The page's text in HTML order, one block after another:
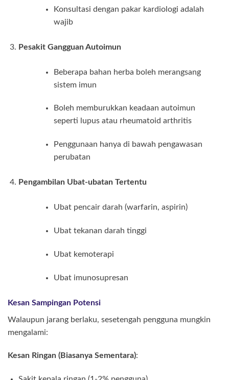
Konsultasi dengan pakar kardiologi adalah
wajib
Pesakit Gangguan Autoimun
Beberapa bahan herba boleh merangsang
sistem imun
Boleh memburukkan keadaan autoimun
seperti lupus atau rheumatoid arthritis
Penggunaan hanya di bawah pengawasan
perubatan
Pengambilan Ubat-ubatan Tertentu
Ubat pencair darah (warfarin, aspirin)
Ubat tekanan darah tinggi
Ubat kemoterapi
Ubat imunosupresan
Kesan Sampingan Potensi
Walaupun jarang berlaku, sesetengah pengguna mungkin
mengalami:
Kesan Ringan (Biasanya Sementara):